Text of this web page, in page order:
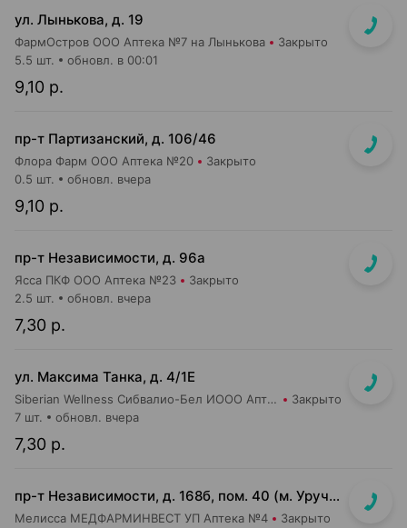
ул. Лынькова, д. 19
ФармОстров ООО Аптека №7 на Лынькова Закрыто
9,10 р.
5.5 шт. обновл. в 00:01
пр-т Партизанский, д. 106/46
Флора Фарм ООО Аптека №20 Закрыто
9,10 р.
0.5 шт. обновл. вчера
пр-т Независимости, д. 96а
Ясса ПКФ ООО Аптека №23 Закрыто
7,30 р.
2.5 шт. обновл. вчера
ул. Максима Танка, д. 4/1Е
Siberian Wellness Сибвалио-Бел ИООО Аптека №1 Закрыто
7,30 р.
7 шт. обновл. вчера
пр-т Независимости, д. 168б, пом. 40 (м. Уручье, подземный переход, выход к пригородному транспорту)
Мелисса МЕДФАРМИНВЕСТ УП Аптека №4 Закрыто